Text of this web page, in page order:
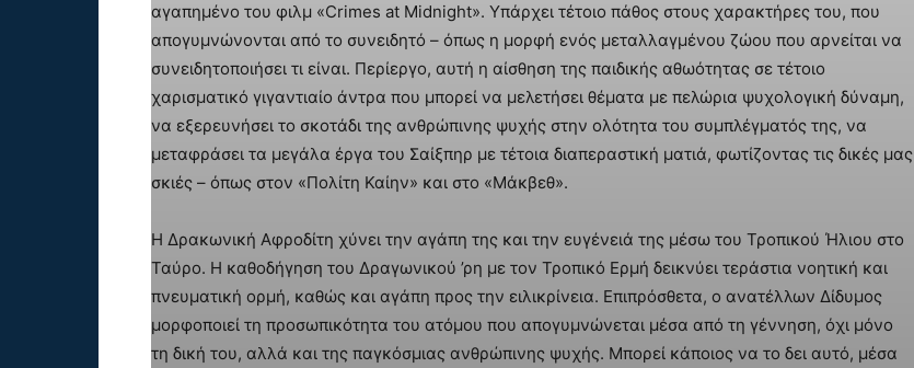
αγαπημένο του φιλμ «Crimes at Midnight». Υπάρχει τέτοιο πάθος στους χαρακτήρες του, που
απογυμνώνονται από το συνειδητό – όπως η μορφή ενός μεταλλαγμένου ζώου που αρνείται να
συνειδητοποιήσει τι είναι. Περίεργο, αυτή η αίσθηση της παιδικής αθωότητας σε τέτοιο
χαρισματικό γιγαντιαίο άντρα που μπορεί να μελετήσει θέματα με πελώρια ψυχολογική δύναμη,
να εξερευνήσει το σκοτάδι της ανθρώπινης ψυχής στην ολότητα του συμπλέγματός της, να
μεταφράσει τα μεγάλα έργα του Σαίξπηρ με τέτοια διαπεραστική ματιά, φωτίζοντας τις δικές μας
σκιές – όπως στον «Πολίτη Καίην» και στο «Μάκβεθ».
Η Δρακωνική Αφροδίτη χύνει την αγάπη της και την ευγένειά της μέσω του Τροπικού Ήλιου στο
Ταύρο. Η καθοδήγηση του Δραγωνικού ’ρη με τον Τροπικό Ερμή δεικνύει τεράστια νοητική και
πνευματική ορμή, καθώς και αγάπη προς την ειλικρίνεια. Επιπρόσθετα, ο ανατέλλων Δίδυμος
μορφοποιεί τη προσωπικότητα του ατόμου που απογυμνώνεται μέσα από τη γέννηση, όχι μόνο
τη δική του, αλλά και της παγκόσμιας ανθρώπινης ψυχής. Μπορεί κάποιος να το δει αυτό, μέσα